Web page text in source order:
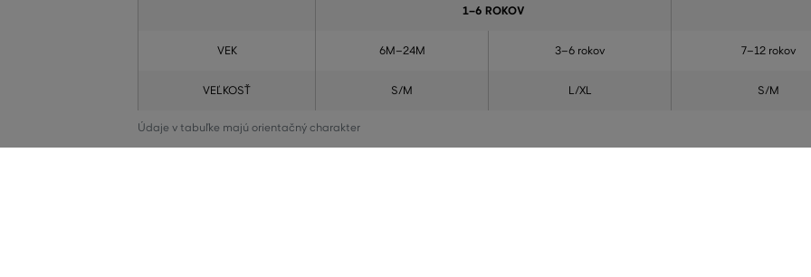
Údaje v tabuľke majú orientačný charakter
1–6 ROKOV
VEK 6M–24M 3–6 rokov 7–12 rokov
VEĽKOSŤ S/M L/XL S/M